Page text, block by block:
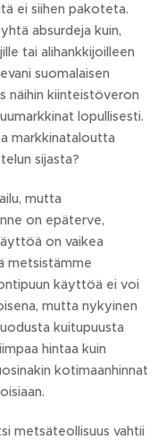
ei siihen pakoteta.
absurdeja kuin,
tai alihankkijoilleen
suomalaisen
näihin kiinteistöveron
lopullisesti.
markkinataloutta
sijasta?
mutta
on epäterve,
on vaikea
metsistämme
käyttöä ei voi
mutta nykyinen
kuitupuusta
hintaa kuin
kotimaanhinnat
metsäteollisuus vahtii